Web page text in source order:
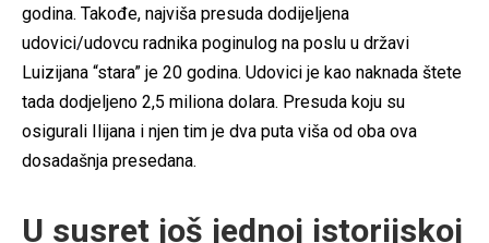
godina. Takođe, najviša presuda dodijeljena
udovici/udovcu radnika poginulog na poslu u državi
Luizijana “stara” je 20 godina. Udovici je kao naknada štete
tada dodjeljeno 2,5 miliona dolara. Presuda koju su
osigurali Ilijana i njen tim je dva puta viša od oba ova
dosadašnja presedana.
U susret još jednoj istorijskoj